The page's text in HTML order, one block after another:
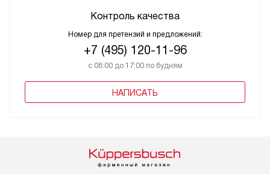
Контроль качества
Номер для претензий и предложений:
+7 (495) 120-11-96
с 08:00 до 17:00 по будням
НАПИСАТЬ